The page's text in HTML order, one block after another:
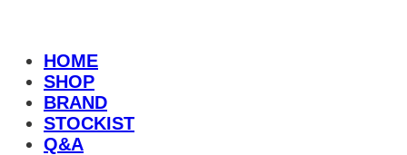
HOME
SHOP
BRAND
STOCKIST
Q&A